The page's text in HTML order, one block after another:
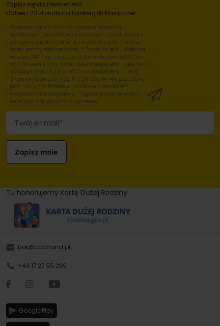
Zapisz się do newslettera!
Odbierz 20 zł zniżki na fotoksiążki klasyczne.
Wyrażam zgodę na otrzymywanie informacji
handlowych (newsletter) związanych z produktami i
usługami marki Colorland, na podany w formularzu
adres poczty elektronicznej. **Zgoda ta jest udzielana
na rzecz: MPP sp. z o.o. z siedzibą w Zaczerniu 190, 36-
062 Zaczernie oraz podmiotów z Grupy MPP , zgodnie z
Ustawą z dnia 18 lipca 2002 r. o świadczeniu usług
drogą elektroniczną (Dz. U. z 2002 r., Nr 144, poz. 1204 z
późn. zm.). **Informacje handlowe (newsletter)
wysyłane są nieodpłatnie. **Zgoda jest dobrowolna i
może być w każdej chwili wycofana.
Tu honorujemy Kartę Dużej Rodziny.
bok@colorland.pl
+48 17 27 55 299
Google Play